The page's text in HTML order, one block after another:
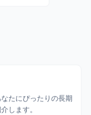
たにぴったりの長期
します。